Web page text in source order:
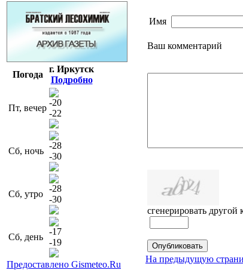
Погода
г. Иркутск
Подробно
Пт, вечер
-20
-22
Сб, ночь
-28
-30
Сб, утро
-28
-30
Сб, день
-17
-19
Предоставлено Gismeteo.Ru
Имя
Ваш комментарий
сгенерировать другой
На предыдущую